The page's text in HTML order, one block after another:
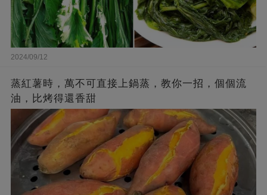
2024/09/12
蒸紅薯時，萬不可直接上鍋蒸，教你一招，個個流
油，比烤得還香甜